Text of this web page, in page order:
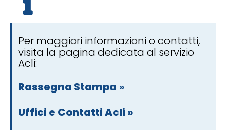
Per maggiori informazioni o contatti,
visita la pagina dedicata al servizio
Acli:
Rassegna Stampa »
Uffici e Contatti Acli »